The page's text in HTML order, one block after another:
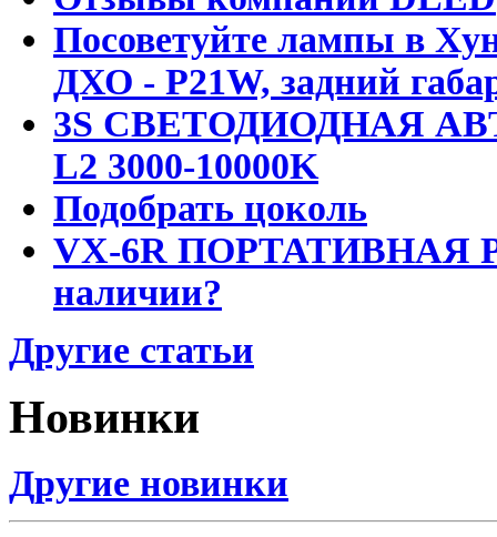
Посоветуйте лампы в
ДХО - P21W, задний
3S СВЕТОДИОДНАЯ
L2 3000-10000K
Подобрать цоколь
VX-6R ПОРТАТИВНАЯ
наличии?
Другие статьи
Новинки
Другие новинки